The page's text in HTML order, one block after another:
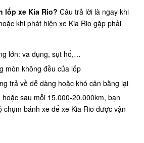
lốp xe Kia Rio? Câu trả lời là ngay khi
khi phát hiện xe Kia Rio gặp phải
lớn: va đụng, sụt hố,…
mòn không đều của lốp
trả về dễ dàng hoặc khó cân bằng lại
sau mỗi 15.000-20.000km, bạn
chụm bánh xe để xe Kia Rio được vận